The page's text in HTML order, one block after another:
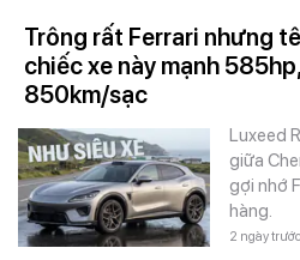
Trông rất Ferrari nhưng
chiếc xe này mạnh
850km/sạc
Luxeed
giữa
gợi nhớ
hàng.
2 ngày trước